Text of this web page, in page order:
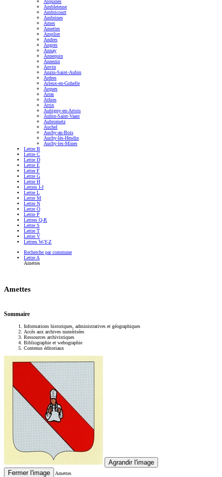
Alquines
Ambleteuse
Ambricourt
Ambrines
Ames
Amettes
Amplier
Andres
Angres
Annay
Annequin
Annezin
Anvin
Anzin-Saint-Aubin
Ardres
Arleux-en-Gohelle
Arques
Arras
Athies
Attin
Aubigny-en-Artois
Aubin-Saint-Vaast
Aubrometz
Auchel
Auchy-au-Bois
Auchy-lès-Hesdin
Auchy-les-Mines
Lettre B
Lettre C
Lettre D
Lettre E
Lettre F
Lettre G
Lettre H
Lettres I-J
Lettre L
Lettre M
Lettre N
Lettre O
Lettre P
Lettres Q-R
Lettre S
Lettre T
Lettre V
Lettres W-Y-Z
Recherche par commune
Lettre A
Amettes
Amettes
Sommaire
Informations historiques, administratives et géographiques
Accès aux archives numérisées
Ressources archivistiques
Bibliographie et webographie
Contenus éditoriaux
Agrandir l'image
Fermer l'image
Amettes